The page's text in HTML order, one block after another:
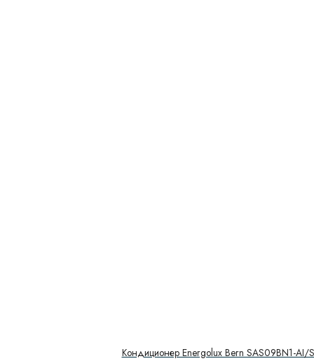
Кондиционер Energolux Bern SAS09BN1-AI/